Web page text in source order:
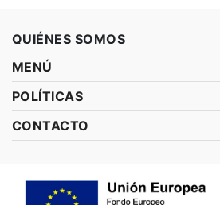
QUIÉNES SOMOS
MENÚ
POLÍTICAS
CONTACTO